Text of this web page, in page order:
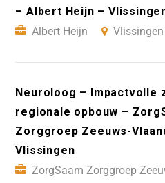
– Albert Heijn –
Albert Heijn
Vlissingen
Neuroloog – Impactvolle
regionale opbouw –
Zorggroep Zeeuws-
Vlissingen
ZorgSaam Zorggroep